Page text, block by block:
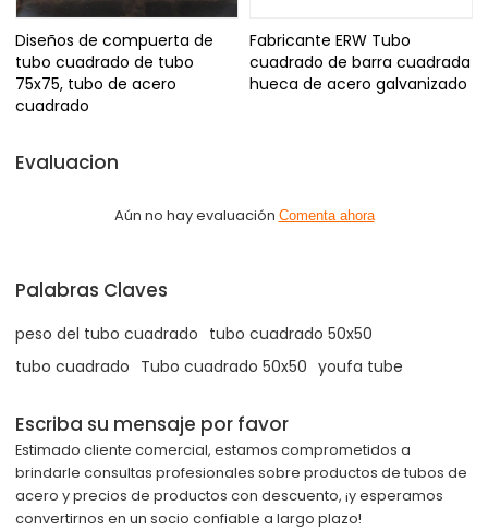
Diseños de compuerta de
tubo cuadrado de tubo
75x75, tubo de acero
cuadrado
Fabricante ERW Tubo
cuadrado de barra cuadrada
hueca de acero galvanizado
Evaluacion
Aún no hay evaluación Comenta ahora
Palabras Claves
peso del tubo cuadrado tubo cuadrado 50x50
tubo cuadrado Tubo cuadrado 50x50 youfa tube
Escriba su mensaje por favor
Estimado cliente comercial, estamos comprometidos a
brindarle consultas profesionales sobre productos de tubos de
acero y precios de productos con descuento, ¡y esperamos
convertirnos en un socio confiable a largo plazo!